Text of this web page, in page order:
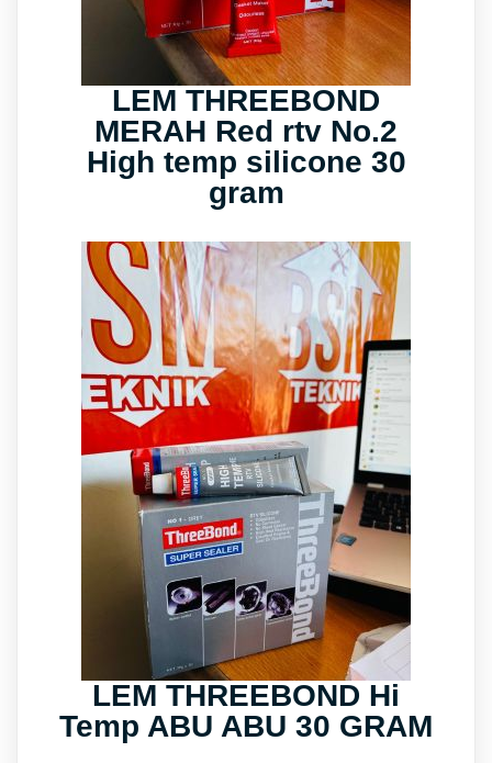
LEM THREEBOND
MERAH Red rtv No.2
High temp silicone 30
gram
LEM THREEBOND Hi
Temp ABU ABU 30 GRAM